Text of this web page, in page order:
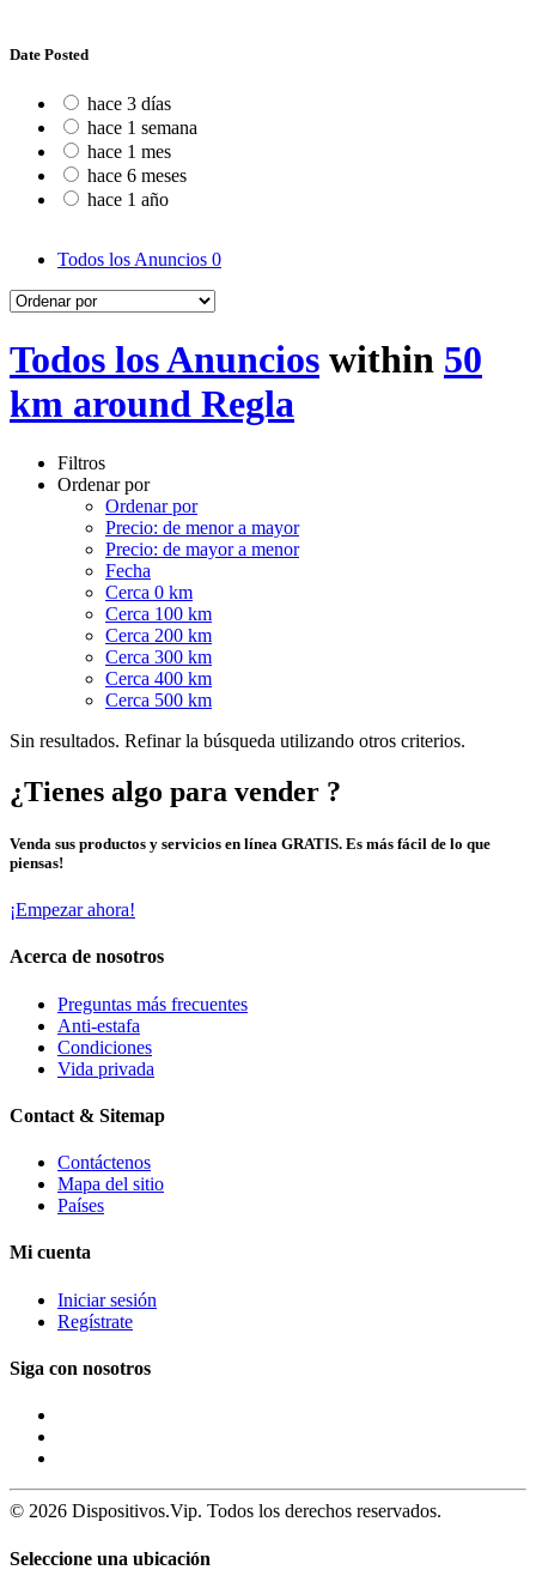
Date Posted
hace 3 días
hace 1 semana
hace 1 mes
hace 6 meses
hace 1 año
Todos los Anuncios 0
Todos los Anuncios within 50
km around Regla
Filtros
Ordenar por
Ordenar por
Precio: de menor a mayor
Precio: de mayor a menor
Fecha
Cerca 0 km
Cerca 100 km
Cerca 200 km
Cerca 300 km
Cerca 400 km
Cerca 500 km
Sin resultados. Refinar la búsqueda utilizando otros criterios.
¿Tienes algo para vender ?
Venda sus productos y servicios en línea GRATIS. Es más fácil de lo que
piensas!
¡Empezar ahora!
Acerca de nosotros
Preguntas más frecuentes
Anti-estafa
Condiciones
Vida privada
Contact & Sitemap
Contáctenos
Mapa del sitio
Países
Mi cuenta
Iniciar sesión
Regístrate
Siga con nosotros
© 2026 Dispositivos.Vip. Todos los derechos reservados.
Seleccione una ubicación